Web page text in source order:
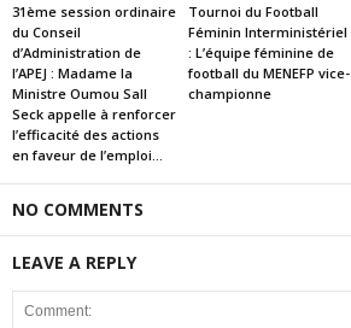
31ème session ordinaire
du Conseil
d’Administration de
l’APEJ : Madame la
Ministre Oumou Sall
Seck appelle à renforcer
l’efficacité des actions
en faveur de l’emploi...
Tournoi du Football
Féminin Interministériel
: L’équipe féminine de
football du MENEFP vice-
championne
NO COMMENTS
LEAVE A REPLY